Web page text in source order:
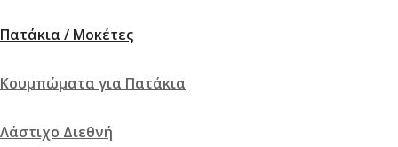
Πατάκια / Μοκέτες
Κουμπώματα για Πατάκια
Λάστιχο Διεθνή